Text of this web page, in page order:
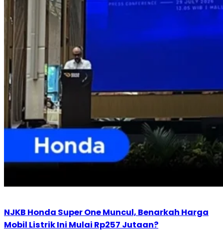
NJKB Honda Super One Muncul, Benarkah Harga
Mobil Listrik Ini Mulai Rp257 Jutaan?